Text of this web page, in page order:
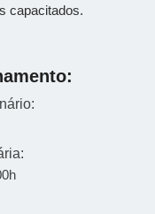
capacitados.